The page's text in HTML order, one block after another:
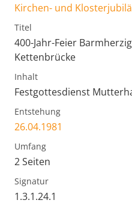
Kirchen- und
Titel
400-Jahr-Feier
Kettenbrücke
Inhalt
Festgottesdienst
Entstehung
26.04.1981
Umfang
2 Seiten
Signatur
1.3.1.24.1